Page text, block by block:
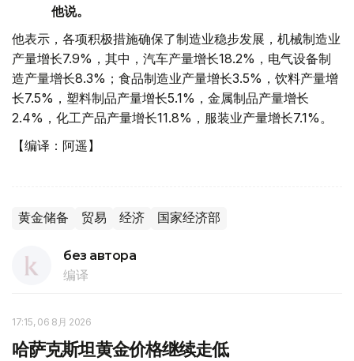
他说。
他表示，各项积极措施确保了制造业稳步发展，机械制造业
产量增长7.9%，其中，汽车产量增长18.2%，电气设备制
造产量增长8.3%；食品制造业产量增长3.5%，饮料产量增
长7.5%，塑料制品产量增长5.1%，金属制品产量增长
2.4%，化工产品产量增长11.8%，服装业产量增长7.1%。
【编译：阿遥】
黄金储备 贸易 经济 国家经济部
без автора
编译
17:15, 06 8月 2026
哈萨克斯坦黄金价格继续走低